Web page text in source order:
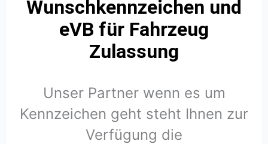
Wunschkennzeichen und
eVB für Fahrzeug
Zulassung
Unser Partner wenn es um
Kennzeichen geht steht Ihnen zur
Verfügung die